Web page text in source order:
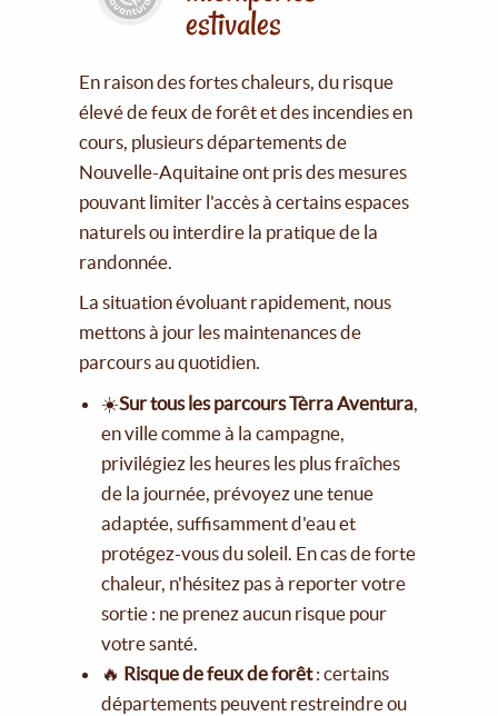
estivales
En raison des fortes chaleurs, du risque
élevé de feux de forêt et des incendies en
cours, plusieurs départements de
Nouvelle-Aquitaine ont pris des mesures
pouvant limiter l'accès à certains espaces
naturels ou interdire la pratique de la
randonnée.
La situation évoluant rapidement, nous
mettons à jour les maintenances de
parcours au quotidien.
☀️Sur tous les parcours Tèrra Aventura,
en ville comme à la campagne,
privilégiez les heures les plus fraîches
de la journée, prévoyez une tenue
adaptée, suffisamment d'eau et
protégez-vous du soleil. En cas de forte
chaleur, n'hésitez pas à reporter votre
sortie : ne prenez aucun risque pour
votre santé.
🔥 Risque de feux de forêt: certains
départements peuvent restreindre ou